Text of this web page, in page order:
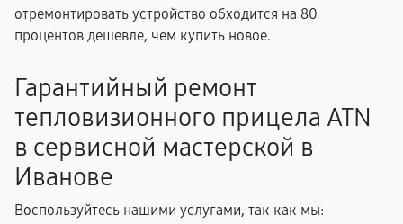
отремонтировать устройство обходится на 80
процентов дешевле, чем купить новое.
Гарантийный ремонт
тепловизионного прицела ATN
в сервисной мастерской в
Иванове
Воспользуйтесь нашими услугами, так как мы: